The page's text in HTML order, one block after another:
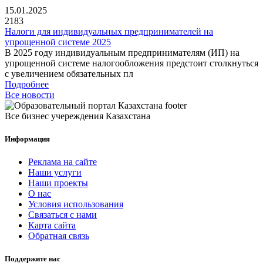
15.01.2025
2183
Налоги для индивидуальных предпринимателей на
упрощенной системе 2025
В 2025 году индивидуальным предпринимателям (ИП) на
упрощенной системе налогообложения предстоит столкнуться
с увеличением обязательных пл
Подробнее
Все новости
Все бизнес учереждения Казахстана
Информация
Реклама на сайте
Наши услуги
Наши проекты
О нас
Условия использования
Связаться с нами
Карта сайта
Обратная связь
Поддержите нас